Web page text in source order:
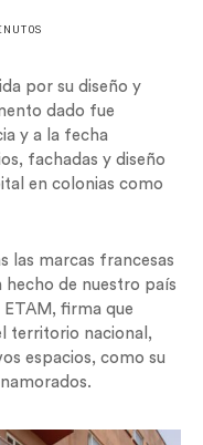
por su diseño y
dado fue
y a la fecha
fachadas y diseño
en colonias como
las marcas francesas
hecho de nuestro país
ETAM, firma que
territorio nacional,
espacios, como su